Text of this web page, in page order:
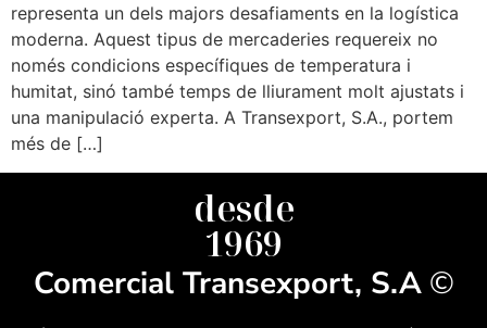
representa un dels majors desafiaments en la logística
moderna. Aquest tipus de mercaderies requereix no
només condicions específiques de temperatura i
humitat, sinó també temps de lliurament molt ajustats i
una manipulació experta. A Transexport, S.A., portem
més de […]
desde
1969
Comercial Transexport, S.A©